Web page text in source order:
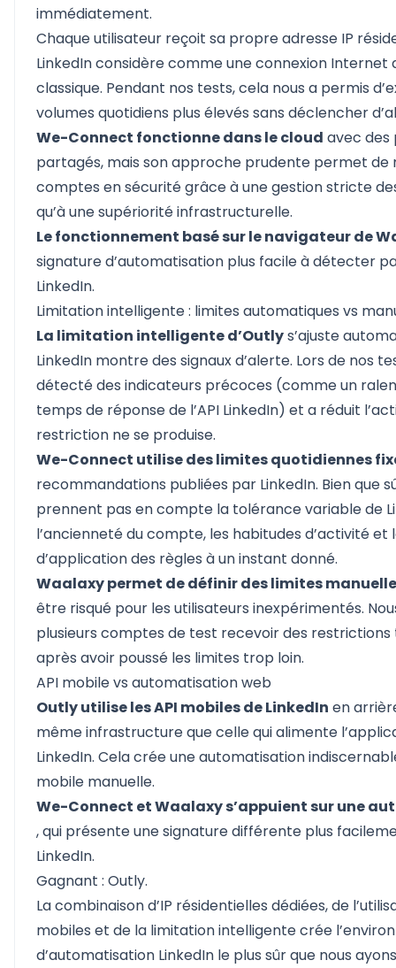
immédiatement.
Chaque utilisateur reçoit sa propre adresse IP
LinkedIn considère comme une connexion Internet
classique. Pendant nos tests, cela nous a permis
volumes quotidiens plus élevés sans déclencher
We-Connect fonctionne dans le cloud avec des
partagés, mais son approche prudente permet de
comptes en sécurité grâce à une gestion stricte
qu’à une supériorité infrastructurelle.
Le fonctionnement basé sur le navigateur de
signature d’automatisation plus facile à détecter
LinkedIn.
Limitation intelligente : limites automatiques vs
La limitation intelligente d’Outlys’ajuste
LinkedIn montre des signaux d’alerte. Lors de nos
détecté des indicateurs précoces (comme un
temps de réponse de l’API LinkedIn) et a réduit
restriction ne se produise.
We-Connect utilise des limites quotidiennes
recommandations publiées par LinkedIn. Bien que
prennent pas en compte la tolérance variable de
l’ancienneté du compte, les habitudes d’activité et
d’application des règles à un instant donné.
Waalaxy permet de définir des limites
être risqué pour les utilisateurs inexpérimentés.
plusieurs comptes de test recevoir des
après avoir poussé les limites trop loin.
API mobile vs automatisation web
Outly utilise les API mobiles de LinkedIn en
même infrastructure que celle qui alimente
LinkedIn. Cela crée une automatisation
mobile manuelle.
We-Connect et Waalaxy s’appuient sur une
, qui présente une signature différente plus
LinkedIn.
Gagnant : Outly.
La combinaison d’IP résidentielles dédiées, de
mobiles et de la limitation intelligente crée
d’automatisation LinkedIn le plus sûr que nous